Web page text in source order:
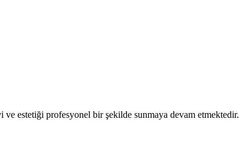
ve estetiği profesyonel bir şekilde sunmaya devam etmektedir.